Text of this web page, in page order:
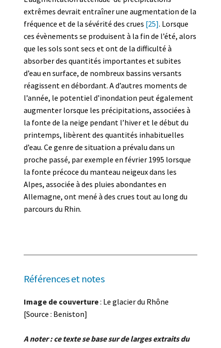
extrêmes devrait entraîner une augmentation de la
fréquence et de la sévérité des crues [25]. Lorsque
ces évènements se produisent à la fin de l’été, alors
que les sols sont secs et ont de la difficulté à
absorber des quantités importantes et subites
d’eau en surface, de nombreux bassins versants
réagissent en débordant. A d’autres moments de
l’année, le potentiel d’inondation peut également
augmenter lorsque les précipitations, associées à
la fonte de la neige pendant l’hiver et le début du
printemps, libèrent des quantités inhabituelles
d’eau. Ce genre de situation a prévalu dans un
proche passé, par exemple en février 1995 lorsque
la fonte précoce du manteau neigeux dans les
Alpes, associée à des pluies abondantes en
Allemagne, ont mené à des crues tout au long du
parcours du Rhin.
Références et notes
Image de couverture: Le glacier du Rhône
[Source : Beniston]
A noter : ce texte se base sur de larges extraits du